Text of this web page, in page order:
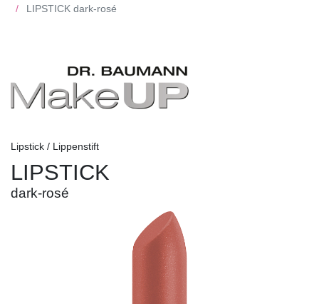
LIPSTICK dark-rosé
Lipstick / Lippenstift
LIPSTICK
dark-rosé